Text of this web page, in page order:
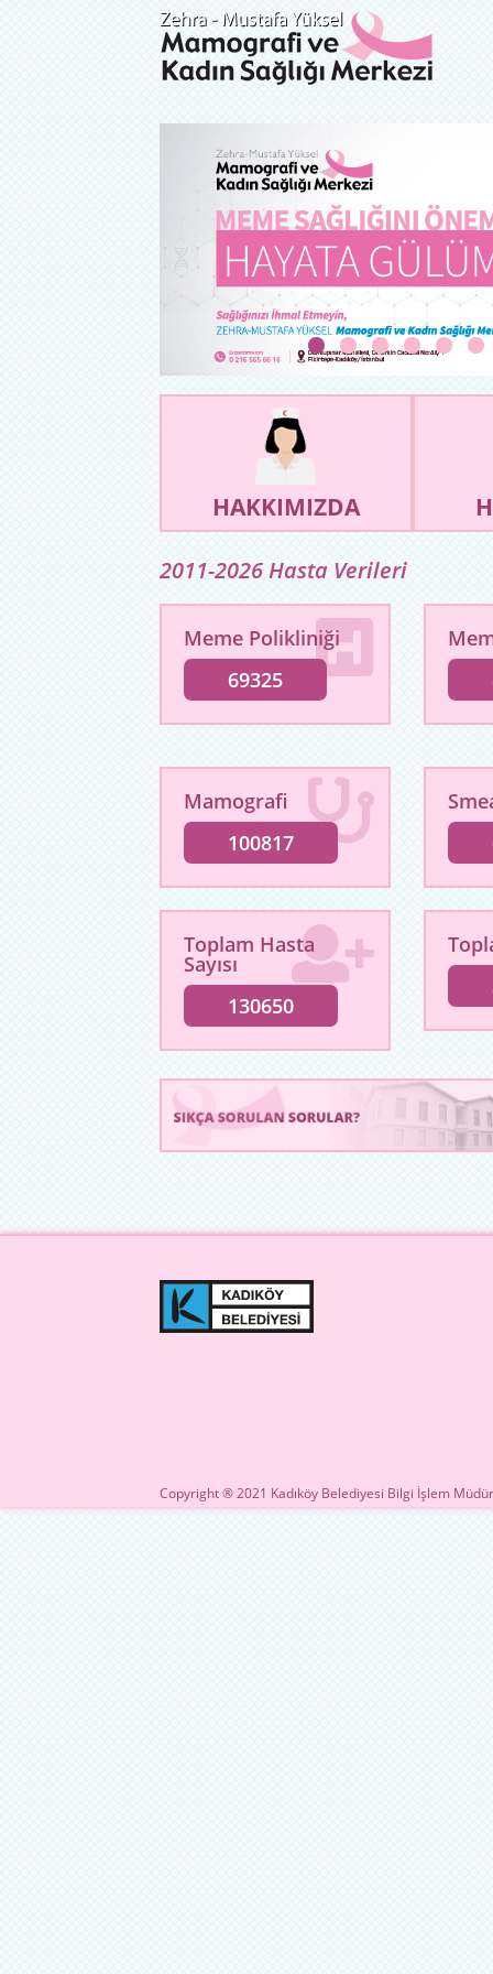
HAKKIMIZDA
2011-2026 Hasta Verileri
Meme Polikliniği
69325
Mamografi
100817
Toplam Hasta
Sayısı
130650
Copyright ® 2021 Kadıköy Belediyesi Bilgi İşlem